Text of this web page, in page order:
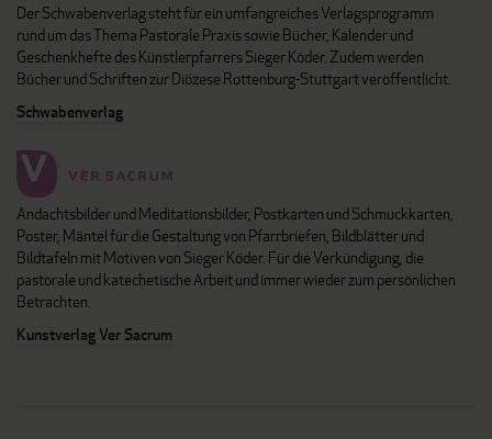
Der Schwabenverlag steht für ein umfangreiches Verlagsprogramm
rund um das Thema Pastorale Praxis sowie Bücher, Kalender und
Geschenkhefte des Künstlerpfarrers Sieger Köder. Zudem werden
Bücher und Schriften zur Diözese Rottenburg-Stuttgart veröffentlicht.
Schwabenverlag
Andachtsbilder und Meditationsbilder, Postkarten und Schmuckkarten,
Poster, Mäntel für die Gestaltung von Pfarrbriefen, Bildblätter und
Bildtafeln mit Motiven von Sieger Köder. Für die Verkündigung, die
pastorale und katechetische Arbeit und immer wieder zum persönlichen
Betrachten.
Kunstverlag Ver Sacrum